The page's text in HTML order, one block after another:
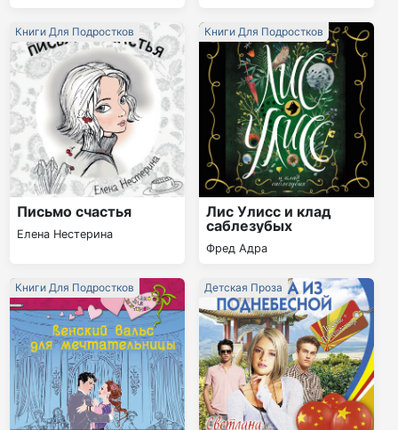
Письмо счастья
Елена Нестерина
Книги Для Подростков
Лис Улисс и клад
саблезубых
Фред Адра
Книги Для Подростков
Книги Для Подростков Детская Проза